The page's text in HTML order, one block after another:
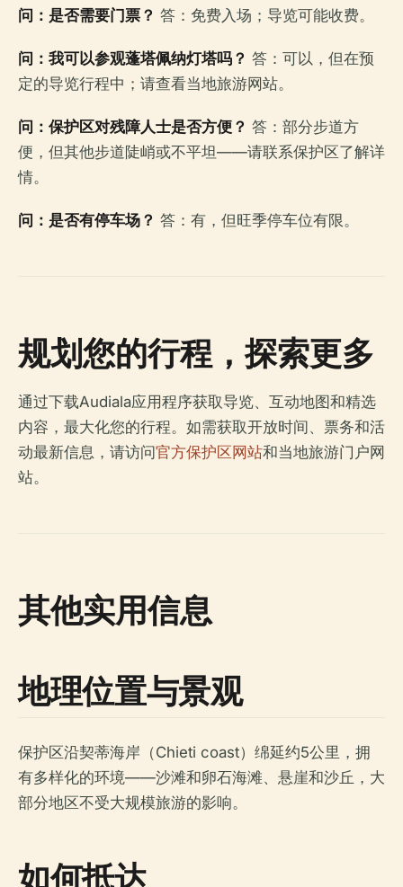
问：是否需要门票？ 答：免费入场；导览可能收费。
问：我可以参观蓬塔佩纳灯塔吗？ 答：可以，但在预
定的导览行程中；请查看当地旅游网站。
问：保护区对残障人士是否方便？ 答：部分步道方
便，但其他步道陡峭或不平坦——请联系保护区了解详
情。
问：是否有停车场？ 答：有，但旺季停车位有限。
规划您的行程，探索更多
通过下载Audiala应用程序获取导览、互动地图和精选
内容，最大化您的行程。如需获取开放时间、票务和活
动最新信息，请访问官方保护区网站和当地旅游门户网
站。
其他实用信息
地理位置与景观
保护区沿契蒂海岸（Chieti coast）绵延约5公里，拥
有多样化的环境——沙滩和卵石海滩、悬崖和沙丘，大
部分地区不受大规模旅游的影响。
如何抵达